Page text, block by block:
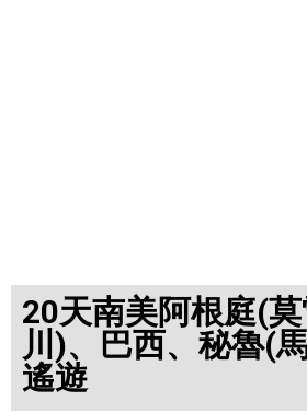
20天南美阿根庭(
川)、巴西、秘魯(
遙遊